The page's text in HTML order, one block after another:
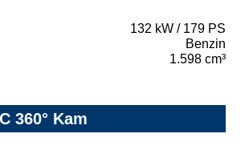
132 kW / 179 PS
Benzin
1.598 cm³
360° Kam